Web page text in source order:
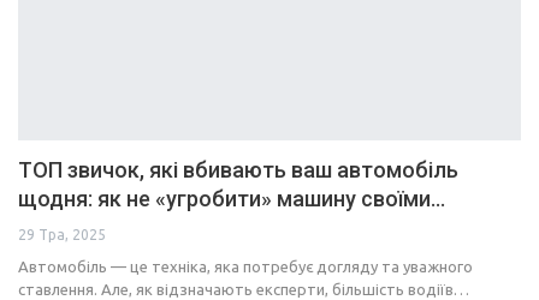
ТОП звичок, які вбивають ваш автомобіль
щодня: як не «угробити» машину своїми…
29 Тра, 2025
Автомобіль — це техніка, яка потребує догляду та уважного
ставлення. Але, як відзначають експерти, більшість водіїв…